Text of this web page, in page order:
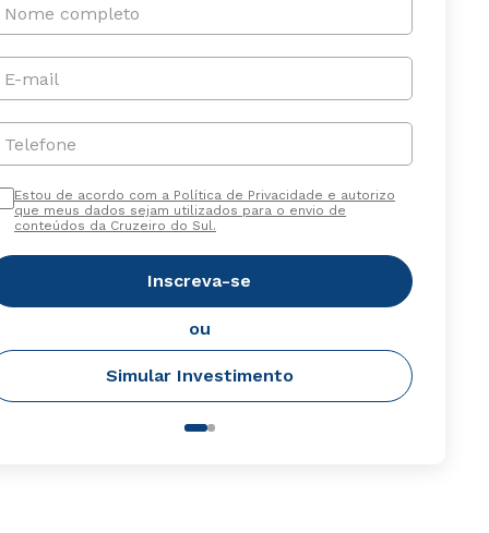
Nome completo
E-mail
Telefone
Estou de acordo com a Política de Privacidade e autorizo
que meus dados sejam utilizados para o envio de
conteúdos da Cruzeiro do Sul.
Inscreva-se
ou
Simular Investimento